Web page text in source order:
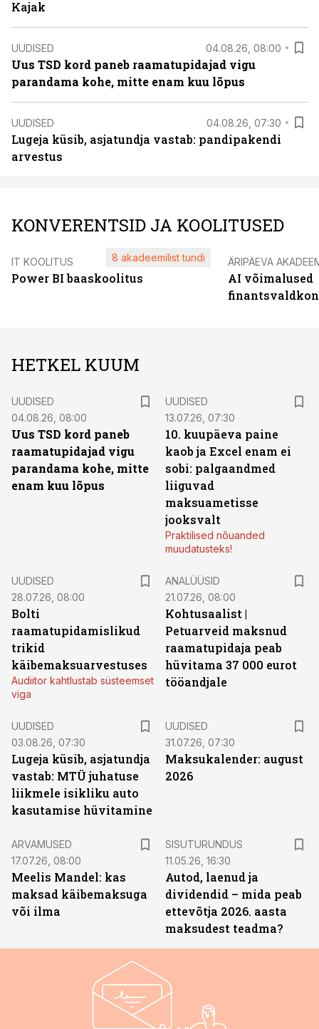
Kajak
UUDISED 04.08.26, 08:00
Uus TSD kord paneb raamatupidajad vigu
parandama kohe, mitte enam kuu lõpus
UUDISED 04.08.26, 07:30
Lugeja küsib, asjatundja vastab: pandipakendi
arvestus
KONVERENTSID JA KOOLITUSED
IT KOOLITUS
Power BI baaskoolitus
8 akadeemilist tundi ÄRIPÄEVA
AI võimalused
HETKEL KUUM
UUDISED
04.08.26, 08:00
Uus TSD kord paneb
raamatupidajad vigu
parandama kohe, mitte
enam kuu lõpus
UUDISED
13.07.26, 07:30
10. kuupäeva paine
kaob ja Excel enam ei
sobi: palgaandmed
liiguvad
maksuametisse
jooksvalt
Praktilised nõuanded
muudatusteks!
UUDISED
28.07.26, 08:00
Bolti
raamatupidamislikud
trikid
käibemaksuarvestuses
Audiitor kahtlustab süsteemset
viga
ANALÜÜSID
21.07.26, 08:00
Kohtusaalist |
Petuarveid maksnud
raamatupidaja peab
hüvitama 37 000 eurot
tööandjale
UUDISED
03.08.26, 07:30
Lugeja küsib, asjatundja
vastab: MTÜ juhatuse
liikmele isikliku auto
kasutamise hüvitamine
UUDISED
31.07.26, 07:30
Maksukalender: august
2026
ARVAMUSED
17.07.26, 08:00
Meelis Mandel: kas
maksad käibemaksuga
või ilma
SISUTURUNDUS
11.05.26, 16:30
Autod, laenud ja
dividendid – mida peab
ettevõtja 2026. aasta
maksudest teadma?